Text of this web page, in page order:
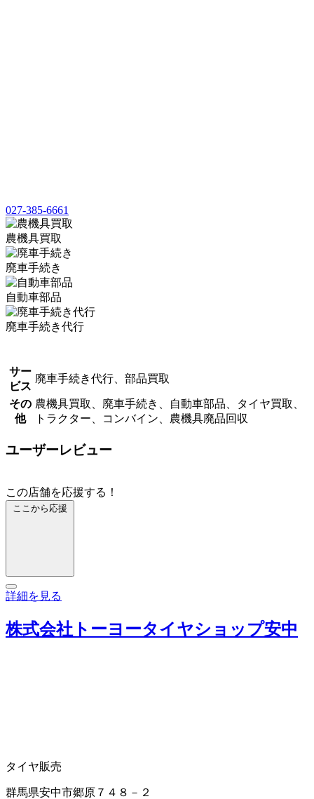
027-385-6661
農機具買取
廃車手続き
自動車部品
廃車手続き代行
サー
ビス
廃車手続き代行、部品買取
その
他
農機具買取、廃車手続き、自動車部品、タイヤ買取、
トラクター、コンバイン、農機具廃品回収
ユーザーレビュー
この店舗を応援する！
ここから応援
詳細を見る
株式会社トーヨータイヤショップ安中
タイヤ販売
群馬県安中市郷原７４８－２